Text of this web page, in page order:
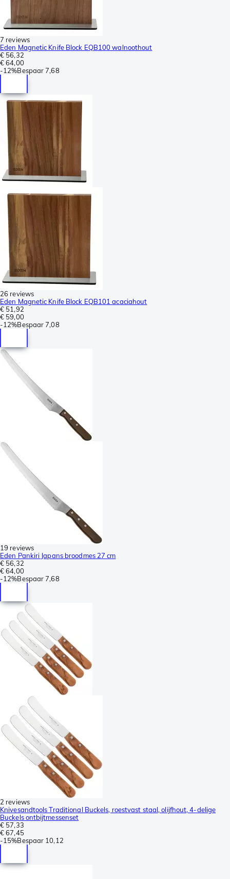
7 reviews
Eden Magnetic Knife Block EQB100 walnoothout
€ 56,32
€ 64,00
-12%Bespaar 7,68
26 reviews
Eden Magnetic Knife Block EQB101 acaciahout
€ 51,92
€ 59,00
-12%Bespaar 7,08
19 reviews
Eden Pankiri Japans broodmes 27 cm
€ 56,32
€ 64,00
-12%Bespaar 7,68
2 reviews
Knivesandtools Traditional Buckels, roestvast staal, olijfhout, 4-delige
Buckels ontbijtmessenset
€ 57,33
€ 67,45
-15%Bespaar 10,12